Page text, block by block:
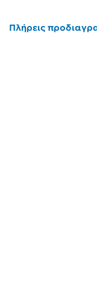
Πλήρεις